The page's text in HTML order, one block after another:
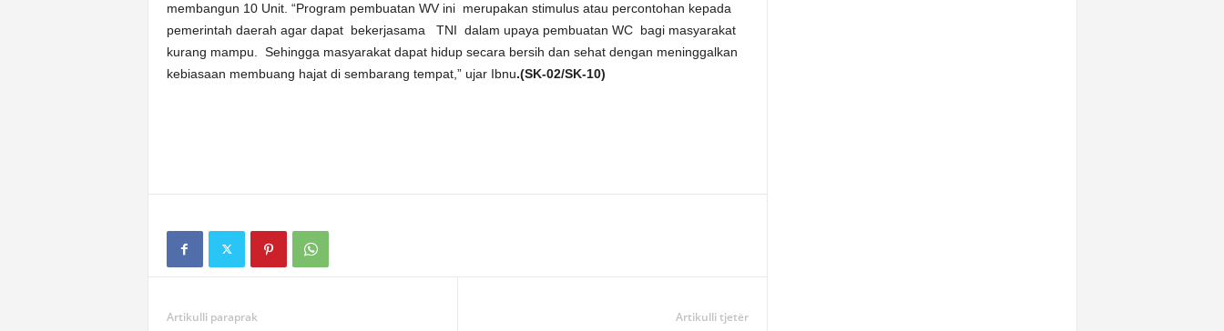
membangun 10 Unit. “Program pembuatan WV ini merupakan stimulus atau percontohan kepada
pemerintah daerah agar dapat bekerjasama TNI dalam upaya pembuatan WC bagi masyarakat
kurang mampu. Sehingga masyarakat dapat hidup secara bersih dan sehat dengan meninggalkan
kebiasaan membuang hajat di sembarang tempat,” ujar Ibnu.(SK-02/SK-10)
Artikulli paraprak Artikulli tjetër